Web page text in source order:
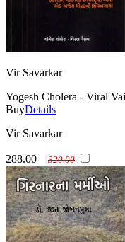
Vir Savarkar
Yogesh Cholera - Viral
BuyDetails
Vir Savarkar
288.00 320.00